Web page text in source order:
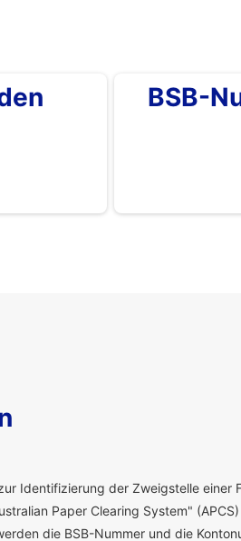
BSB-
Identifizierung der Zweigstelle einer
Paper Clearing System"
die BSB-Nummer und die